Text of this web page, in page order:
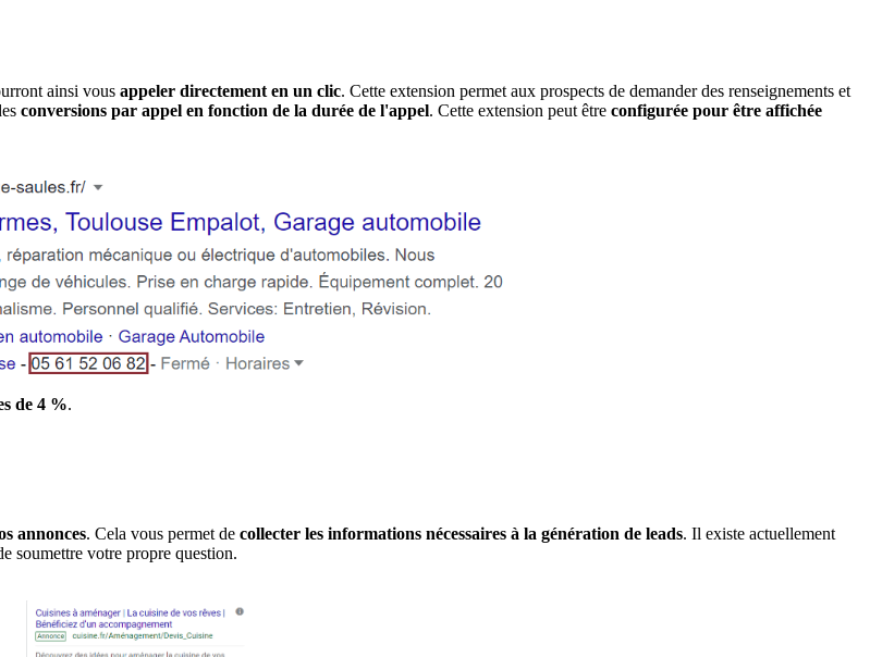
ainsi vous appeler directement en un clic. Cette extension permet aux prospects de demander des renseignements et
conversions par appel en fonction de la durée de l'appel. Cette extension peut être configurée pour être affichée
de 4 %.
annonces. Cela vous permet de collecter les informations nécessaires à la génération de leads. Il existe actuellement
soumettre votre propre question.